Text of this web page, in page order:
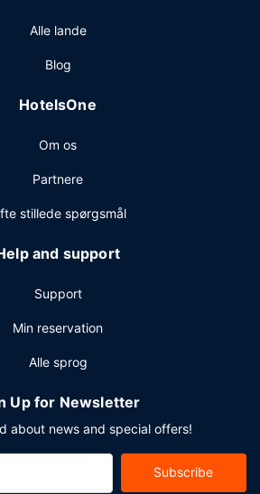
og bagageopbevaring. Gratis
Alle lande
Blog
HotelsOne
Om os
Partnere
stillede spørgsmål
and support
Support
Min reservation
Alle sprog
Up for Newsletter
about news and special offers!
Subscribe